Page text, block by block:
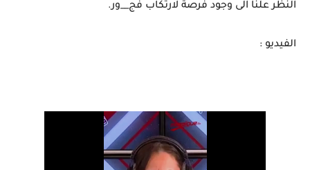
النظر علنا الى وجود فرصة لارتكاب فج__ور.
الفيديو :